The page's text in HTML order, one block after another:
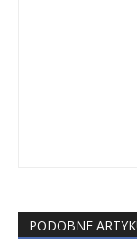
PODOBNE